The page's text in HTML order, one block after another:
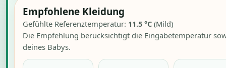
Empfohlene Kleidung
Gefühlte Referenztemperatur: 11.5 °C (Mild)
Die Empfehlung berücksichtigt die Eingabetemperatur
deines Babys.